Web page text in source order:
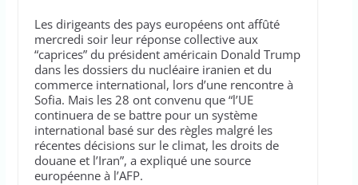
Les dirigeants des pays européens ont affûté
mercredi soir leur réponse collective aux
“caprices” du président américain Donald Trump
dans les dossiers du nucléaire iranien et du
commerce international, lors d’une rencontre à
Sofia. Mais les 28 ont convenu que “l’UE
continuera de se battre pour un système
international basé sur des règles malgré les
récentes décisions sur le climat, les droits de
douane et l’Iran”, a expliqué une source
européenne à l’AFP.